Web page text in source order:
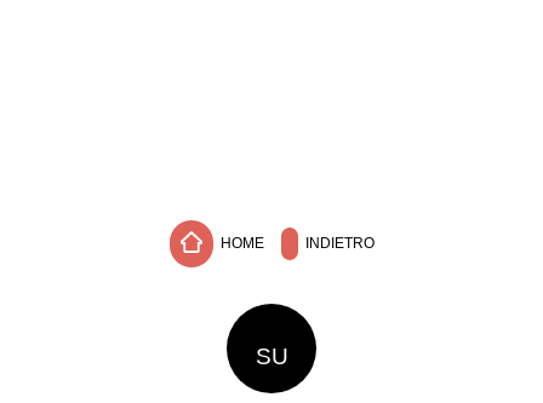
HOME INDIETRO
SU